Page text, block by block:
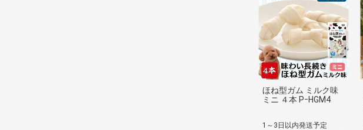
ほね型ガム ミルク味
ミニ ４本 PｰHGM4
1～3日以内発送予定